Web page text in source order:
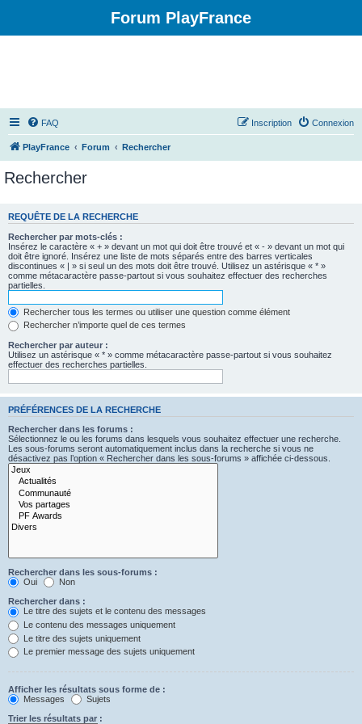
Forum PlayFrance
FAQ Connexion
Inscription
PlayFrance Forum Rechercher
Rechercher
REQUÊTE DE LA RECHERCHE
Rechercher par mots-clés :
Insérez le caractère « + » devant un mot qui doit être trouvé et « - » devant un mot qui
doit être ignoré. Insérez une liste de mots séparés entre des barres verticales
discontinues « | » si seul un des mots doit être trouvé. Utilisez un astérisque « * »
comme métacaractère passe-partout si vous souhaitez effectuer des recherches
partielles.
Rechercher tous les termes ou utiliser une question comme élément
Rechercher n’importe quel de ces termes
Rechercher par auteur :
Utilisez un astérisque « * » comme métacaractère passe-partout si vous souhaitez
effectuer des recherches partielles.
PRÉFÉRENCES DE LA RECHERCHE
Rechercher dans les forums :
Sélectionnez le ou les forums dans lesquels vous souhaitez effectuer une recherche.
Les sous-forums seront automatiquement inclus dans la recherche si vous ne
désactivez pas l’option « Rechercher dans les sous-forums » affichée ci-dessous.
Rechercher dans les sous-forums :
Oui
Non
Rechercher dans :
Le titre des sujets et le contenu des messages
Le contenu des messages uniquement
Le titre des sujets uniquement
Le premier message des sujets uniquement
Afficher les résultats sous forme de :
Messages
Sujets
Trier les résultats par :